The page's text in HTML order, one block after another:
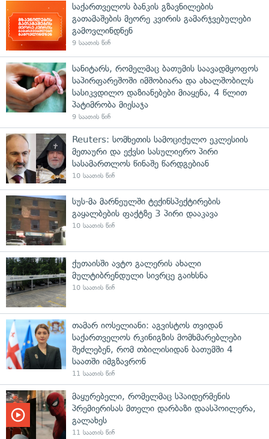
საქართველოს ბანკის გზავნილების
გათამაშების მეორე კვირის გამარჯვებულები
გამოვლინდნენ
9 საათის წინ
სანიტარს, რომელმაც ბათუმის საავადმყოფოს
საპირფარეშოში იმშობიარა და ახალშობილს
სასიკვდილო დაზიანებები მიაყენა, 4 წლით
პატიმრობა მიესაჯა
9 საათის წინ
Reuters: სომხეთის სამოციქულო ეკლესიის
მეთაური და ექვსი სასულიერო პირი
სასამართლოს წინაშე წარდგებიან
10 საათის წინ
სუს-მა მარნეულში ტექინსპექტირების
გაყალბების ფაქტზე 3 პირი დააკავა
10 საათის წინ
ქუთაისში ავტო გალერის ახალი
მულტიბრენდული სივრცე გაიხსნა
10 საათის წინ
თამარ იოსელიანი: აგვისტოს თვიდან
საქართველოს რკინიგზის მომხმარებლები
შეძლებენ, რომ თბილისიდან ბათუმში 4
საათში იმგზავრონ
11 საათის წინ
მაყურებელი, რომელმაც სპაიდერმენის
პრემიერისას მთელი დარბაზი დაასპოილერა,
გალახეს
11 საათის წინ